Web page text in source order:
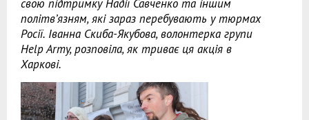
свою підтримку Надії Савченко та іншим
політв’язням, які зараз перебувають у тюрмах
Росії. Іванна Скиба-Якубова, волонтерка групи
Help Army, розповіла, як триває ця акція в
Харкові.